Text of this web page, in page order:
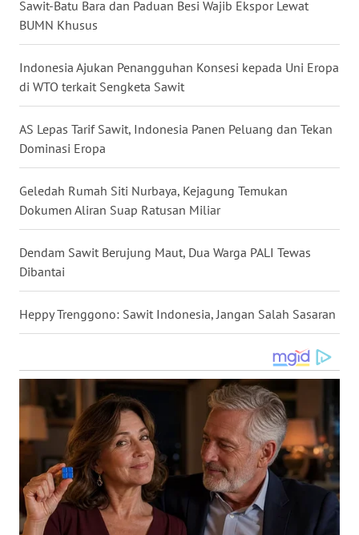
Sawit-Batu Bara dan Paduan Besi Wajib Ekspor Lewat
BUMN Khusus
Indonesia Ajukan Penangguhan Konsesi kepada Uni Eropa
di WTO terkait Sengketa Sawit
AS Lepas Tarif Sawit, Indonesia Panen Peluang dan Tekan
Dominasi Eropa
Geledah Rumah Siti Nurbaya, Kejagung Temukan
Dokumen Aliran Suap Ratusan Miliar
Dendam Sawit Berujung Maut, Dua Warga PALI Tewas
Dibantai
Heppy Trenggono: Sawit Indonesia, Jangan Salah Sasaran
WN
WN
JOGJA
WN
JATIM
WN
BALI
WN
KALBAR
WN
KALTENG
WN
KALTARA
WN
WN
KALTIM